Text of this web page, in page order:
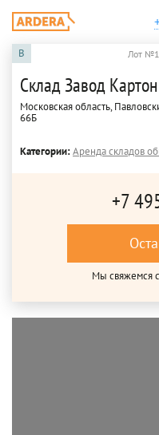
B Лот
Склад Завод Картон
Московская область,
66Б
Категории:Аренда складов
+7
Мы свяжемся